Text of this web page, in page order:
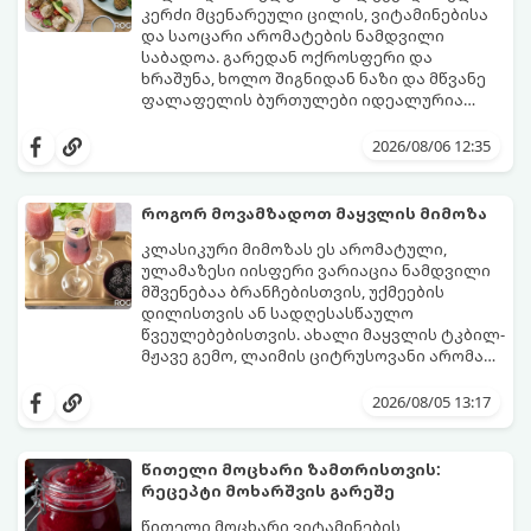
კერძი მცენარეული ცილის, ვიტამინებისა
და საოცარი არომატების ნამდვილი
საბადოა. გარედან ოქროსფერი და
ხრაშუნა, ხოლო შიგნიდან ნაზი და მწვანე
ფალაფელის ბურთულები იდეალურია
სალათებთან ერთად ან ტახინის (სესამის)
მდგომარეობს, რომ გამოიყენება
შეწვისას ფორმა იდეალურად შეინარჩუნოს
და არ დაიშალოს.
მომზადების დრო: 20 წუთი (დამატებით
მუხუდოს ჩალბობის დრო: 12-24 საათი)
შეწვის დრო: 10–15 წუთი ულუფა: 20–24 ცალი
ბურთულა (4–6 პორცია)
2026/08/06 12:35
როგორ მოვამზადოთ მაყვლის მიმოზა
კლასიკური მიმოზას ეს არომატული,
ულამაზესი იისფერი ვარიაცია ნამდვილი
მშვენებაა ბრანჩებისთვის, უქმეების
დილისთვის ან სადღესასწაულო
წვეულებებისთვის. ახალი მაყვლის ტკბილ-
მჟავე გემო, ლაიმის ციტრუსოვანი არომატი
საოცრად დახვეწილ და მაგრილებელ
და მის მომზადებას მინიმალური
პორცია
2026/08/05 13:17
წითელი მოცხარი ზამთრისთვის:
რეცეპტი მოხარშვის გარეშე
წითელი მოცხარი ვიტამინების,